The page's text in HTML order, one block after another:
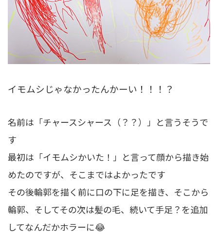
イモムシじゃなかったんかーい！！！？
名前は「チャースシャース（？？）」と言うそうで
す
最初は「イモムシかいた！」と言って顔から描き始
めたのですが、そこまではよかったです
その後輪郭を描く前に口の下に足を描き、そこから
輪郭、そしてその次は髪の毛、続いて手足？を追加
してなんだかホラーに😂